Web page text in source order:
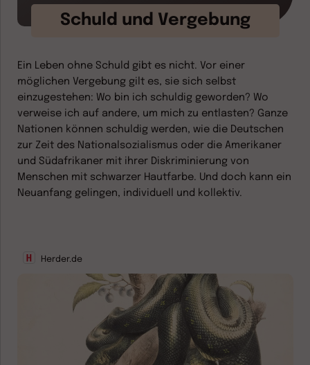
Schuld und Vergebung
Ein Leben ohne Schuld gibt es nicht. Vor einer
möglichen Vergebung gilt es, sie sich selbst
einzugestehen: Wo bin ich schuldig geworden? Wo
verweise ich auf andere, um mich zu entlasten? Ganze
Nationen können schuldig werden, wie die Deutschen
zur Zeit des Nationalsozialismus oder die Amerikaner
und Südafrikaner mit ihrer Diskriminierung von
Menschen mit schwarzer Hautfarbe. Und doch kann ein
Neuanfang gelingen, individuell und kollektiv.
Herder.de